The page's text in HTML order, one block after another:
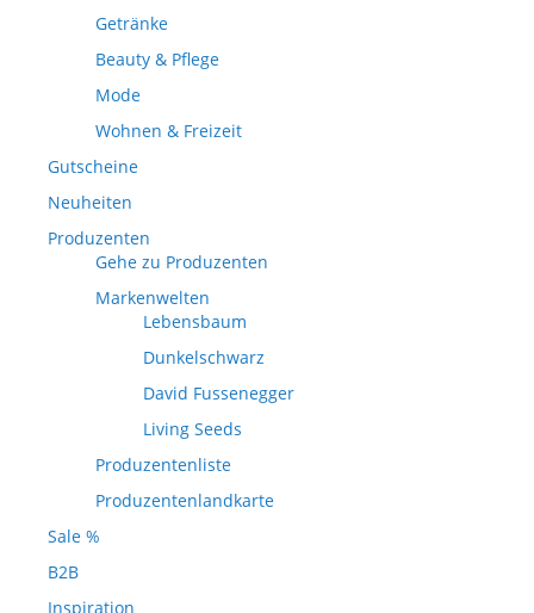
Getränke
Beauty & Pflege
Mode
Wohnen & Freizeit
Gutscheine
Neuheiten
Produzenten
Gehe zu Produzenten
Markenwelten
Lebensbaum
Dunkelschwarz
David Fussenegger
Living Seeds
Produzentenliste
Produzentenlandkarte
Sale %
B2B
Inspiration